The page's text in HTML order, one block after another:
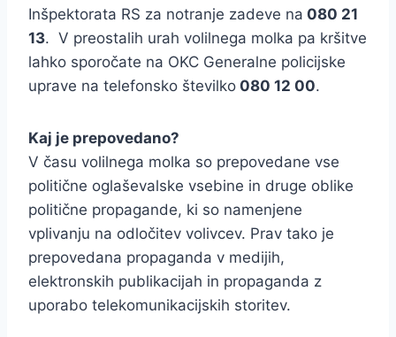
Inšpektorata RS za notranje zadeve na 080 21
13. V preostalih urah volilnega molka pa kršitve
lahko sporočate na OKC Generalne policijske
uprave na telefonsko številko 080 12 00.
Kaj je prepovedano?
V času volilnega molka so prepovedane vse
politične oglaševalske vsebine in druge oblike
politične propagande, ki so namenjene
vplivanju na odločitev volivcev. Prav tako je
prepovedana propaganda v medijih,
elektronskih publikacijah in propaganda z
uporabo telekomunikacijskih storitev.